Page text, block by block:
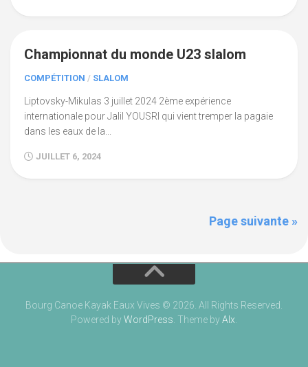
Championnat du monde U23 slalom
COMPÉTITION / SLALOM
Liptovsky-Mikulas 3 juillet 2024 2ème expérience
internationale pour Jalil YOUSRI qui vient tremper la pagaie
dans les eaux de la...
JUILLET 6, 2024
Page suivante »
Bourg Canoe Kayak Eaux Vives © 2026. All Rights Reserved.
Powered byWordPress . Theme byAlx